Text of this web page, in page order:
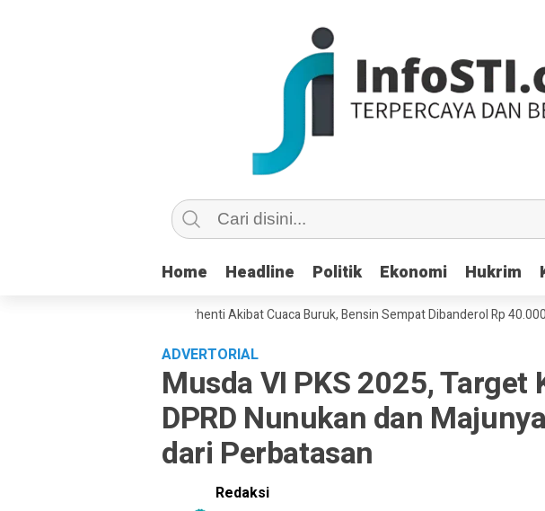
Home Headline Politik Ekonomi Hukrim
Home Headline Politik Ekonomi Hukrim
ke Nunukan Sempat Terhenti Akibat Cuaca Buruk, Bensin Sempat Dibanderol Rp 40.000/Liter
ADVERTORIAL
Musda VI PKS 2025, Target
DPRD Nunukan dan
dari Perbatasan
Redaksi